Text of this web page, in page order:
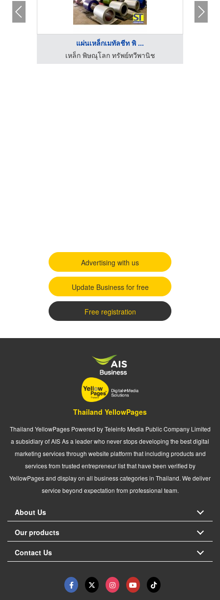
แผ่นเหล็กเมทัลชีท พิ ...
เหล็ก พิษณุโลก ทรัพย์ทวีพานิช
Advertising with us
Update Business for free
Free registration
Thailand YellowPages
Thailand YellowPages Powered by Teleinfo Media Public Company Limited
a subsidiary of AIS As a leader who never stops developing the best digital
marketing services through website platform that including products and
services from trusted entrepreneur list that have been verified by
YellowPages and display on all business categories in Thailand. We deliver
service beyond expectation from professional team.
About Us
Our products
Contact Us